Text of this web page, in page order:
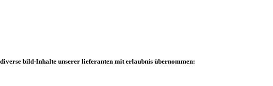
bild-Inhalte unserer lieferanten mit erlaubnis übernommen: